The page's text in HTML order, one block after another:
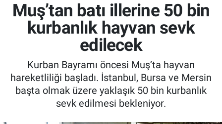
Muş’tan batı illerine 50 bin
kurbanlık hayvan sevk
edilecek
Kurban Bayramı öncesi Muş’ta hayvan
hareketliliği başladı. İstanbul, Bursa ve Mersin
başta olmak üzere yaklaşık 50 bin kurbanlık
sevk edilmesi bekleniyor.
Ekonomi
İnanç
Kadın & Aile
Son Dakika Haberleri